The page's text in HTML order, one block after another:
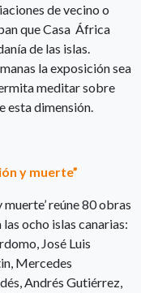
de vecino o
que Casa África
de las islas.
la exposición sea
meditar sobre
esta dimensión.
y muerte”
reúne 80 obras
ocho islas canarias:
José Luis
Mercedes
Andrés Gutiérrez,